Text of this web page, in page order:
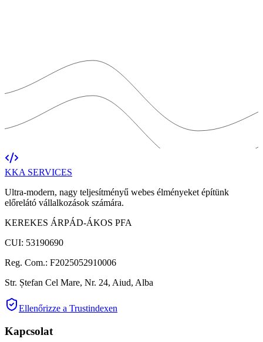
KKA SERVICES
Ultra-modern, nagy teljesítményű webes élményeket építünk
előrelátó vállalkozások számára.
KEREKES ÁRPÁD-ÁKOS PFA
CUI: 53190690
Reg. Com.: F2025052910006
Str. Ștefan Cel Mare, Nr. 24, Aiud, Alba
Ellenőrizze a Trustindexen
Kapcsolat